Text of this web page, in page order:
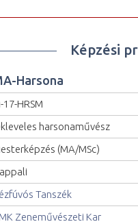
Képzési
Harsona
17-HRSM
harsonaművész
(MA/MSc)
Tanszék
Zeneművészeti Kar